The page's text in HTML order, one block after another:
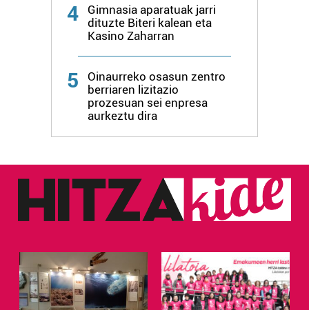
4
Gimnasia aparatuak jarri
dituzte Biteri kalean eta
Kasino Zaharran
5
Oinaurreko osasun zentro
berriaren lizitazio
prozesuan sei enpresa
aurkeztu dira